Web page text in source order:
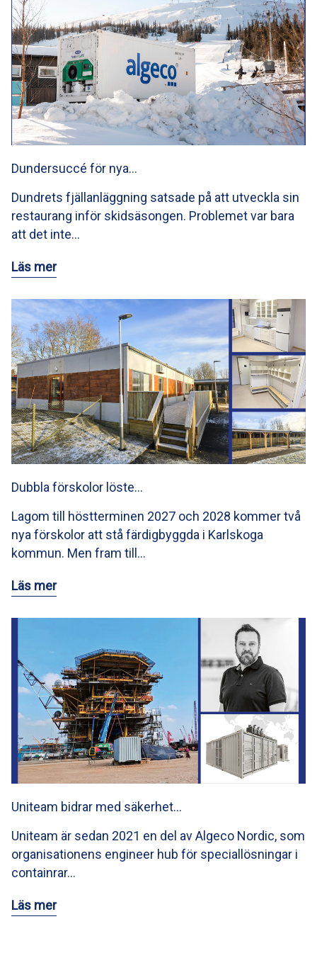
Dundersuccé för nya…
Dundrets fjällanläggning satsade på att utveckla sin
restaurang inför skidsäsongen. Problemet var bara
att det inte…
Läs mer
Dubbla förskolor löste…
Lagom till höstterminen 2027 och 2028 kommer två
nya förskolor att stå färdigbyggda i Karlskoga
kommun. Men fram till…
Läs mer
Uniteam bidrar med säkerhet…
Uniteam är sedan 2021 en del av Algeco Nordic, som
organisationens engineer hub för speciallösningar i
containrar…
Läs mer